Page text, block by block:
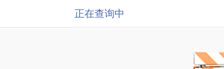
正在查询中